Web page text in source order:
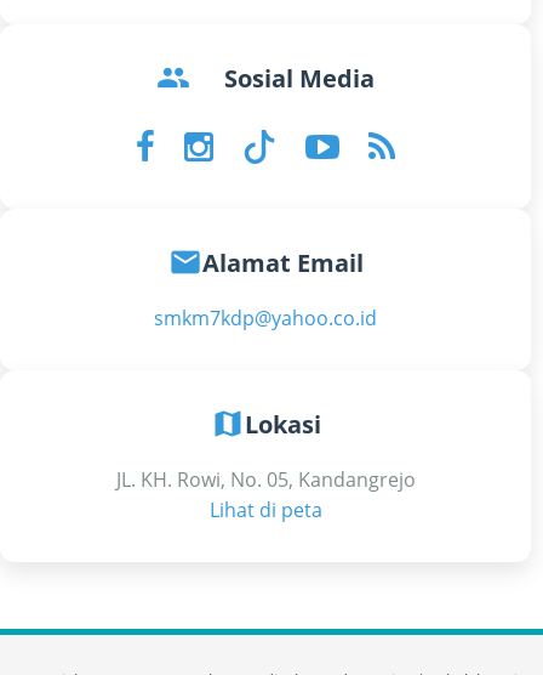
groups Sosial Media
emailAlamat Email
smkm7kdp@yahoo.co.id
map Lokasi
JL. KH. Rowi, No. 05, Kandangrejo
Lihat di peta